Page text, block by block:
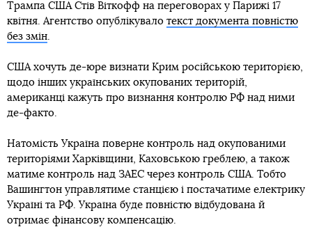
Трампа США Стів Віткофф на переговорах у Парижі 17
квітня. Агентство опублікувало текст документа повністю
без змін.
США хочуть де-юре визнати Крим російською територією,
щодо інших українських окупованих територій,
американці кажуть про визнання контролю РФ над ними
де-факто.
Натомість Україна поверне контроль над окупованими
територіями Харківщини, Каховською греблею, а також
матиме контроль над ЗАЕС через контроль США. Тобто
Вашингтон управлятиме станцією і постачатиме електрику
Україні та РФ. Україна буде повністю відбудована й
отримає фінансову компенсацію.